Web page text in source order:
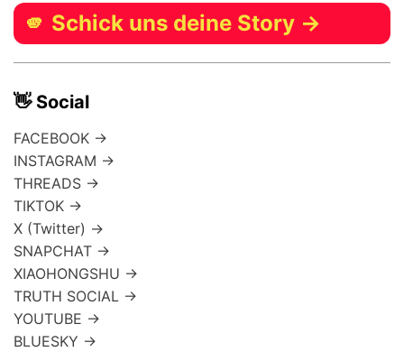
🫵 Schick uns deine Story →
👋 Social
FACEBOOK →
INSTAGRAM →
THREADS →
TIKTOK →
X (Twitter) →
SNAPCHAT →
XIAOHONGSHU →
TRUTH SOCIAL →
YOUTUBE →
BLUESKY →